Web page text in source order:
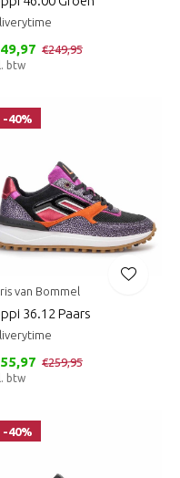
€249,95
btw
-40%
van Bommel
36.12 Paars
€259,95
btw
-40%